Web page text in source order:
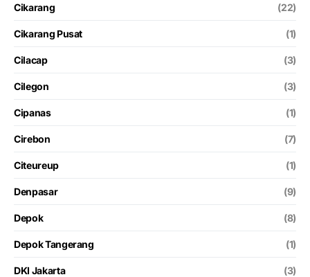
Cikarang (22)
Cikarang Pusat (1)
Cilacap (3)
Cilegon (3)
Cipanas (1)
Cirebon (7)
Citeureup (1)
Denpasar (9)
Depok (8)
Depok Tangerang (1)
DKI Jakarta (3)